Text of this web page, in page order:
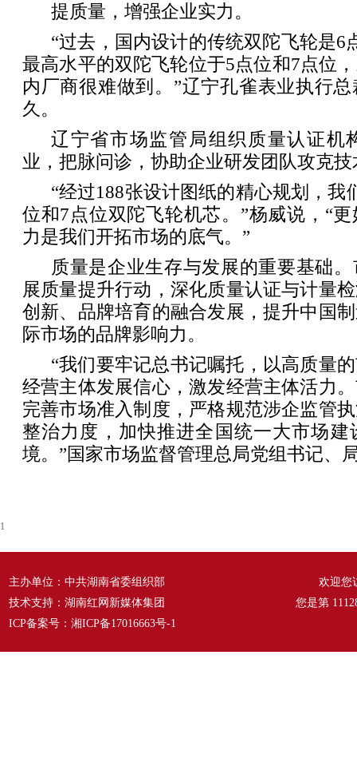
提质量，增强企业实力。
“过去，国内设计的传统双陀飞轮是6
最高水平的双陀飞轮位于5点位和7点位
内厂商很难做到。”辽宁孔雀表业执行
久。
辽宁省市场监管局组织质量认证机
业，把脉问诊，协助企业研发团队攻克
“经过188张设计图纸的精心规划，我
位和7点位双陀飞轮机芯。”杨威说，“
力是我们开拓市场的底气。”
质量是企业生存与发展的重要基础
展质量提升行动，深化质量认证与计量
创新、品牌培育的融合发展，提升中国
际市场的品牌影响力。
“我们要牢记总书记嘱托，以高质量
经营主体发展信心，激发经营主体活力
完善市场准入制度，严格规范涉企监管
整治力度，加快推进全国统一大市场建
境。”国家市场监督管理总局党组书记、
1
主办单位：中共湖南省委组织部
技术支持：湖南红网新媒体集团
ICP备案号： 湘ICP备17016663号-1
欢迎您
您是第